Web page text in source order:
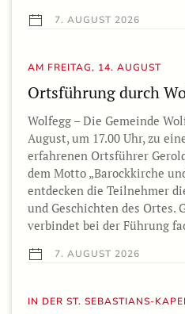
7. AUGUST 2026
AM FREITAG, 14. AUGUST
Ortsführung durch
Wolfegg – Die Gemeinde
August, um 17.00 Uhr, zu
erfahrenen Ortsführer
dem Motto „Barockkirche
entdecken die Teilnehmer
und Geschichten des Ortes.
verbindet bei der Führung
7. AUGUST 2026
IN DER ST. SEBASTIANS-